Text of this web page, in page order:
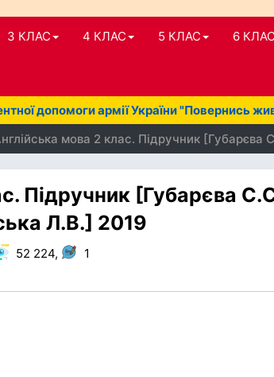
3 КЛАС 4 КЛАС 5 КЛАС 6 КЛАС
допомоги армії України "Повернись
мова 2 клас. Підручник
Підручник [Губарєва
Л.В.] 2019
52 224, 1